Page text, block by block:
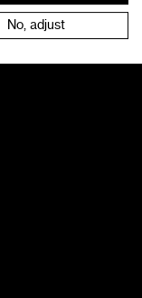
No, adjust